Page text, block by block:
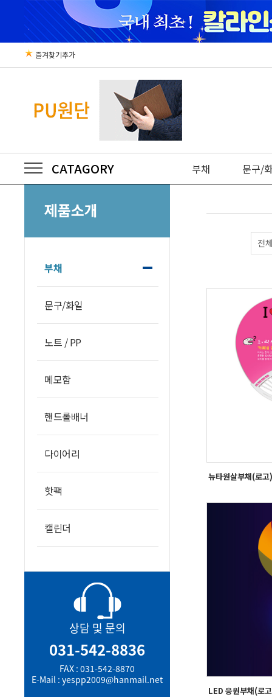
즐겨찾기추가
CATAGORY 부채 문구/
제품소개
부채
문구/화일
노트 / PP
메모함
핸드롤배너
다이어리
핫팩
캘린더
상담 및 문의
031-542-8836
FAX : 031-542-8870
E-Mail : yespp2009@hanmail.net
전
뉴타원살부채(로고)
LED 응원부채(로